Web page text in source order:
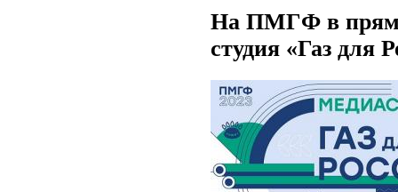
На ПМГФ в
студия «Газ для